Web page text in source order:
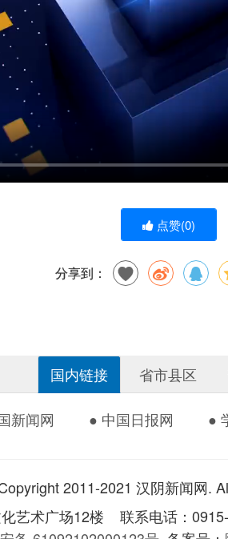
点赞(0)
分享到：
国内链接 省市县区
新闻网 ● 中国日报网 ●
2011-2021 汉阴新闻网.
艺术广场12楼 联系电话：